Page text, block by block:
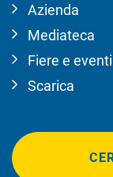
Azienda
Mediateca
Fiere e eventi
Scarica